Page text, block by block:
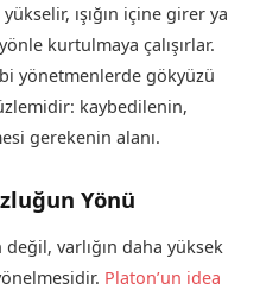
ışığın içine girer ya
kurtulmaya çalışırlar.
yönetmenlerde gökyüzü
kaybedilenin,
gerekenin alanı.
Yönü
varlığın daha yüksek
Platon’un idea